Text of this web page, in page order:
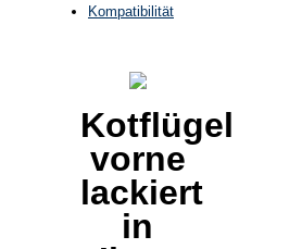
Kompatibilität
Kotflügel
vorne
lackiert
in